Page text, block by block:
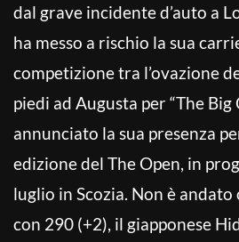
dal grave incidente d’auto a
ha messo a rischio la sua
competizione tra l’ovazione
piedi ad Augusta per “The Big
annunciato la sua presenza
edizione del The Open, in
luglio in Scozia. Non è
con 290 (+2), il giapponese